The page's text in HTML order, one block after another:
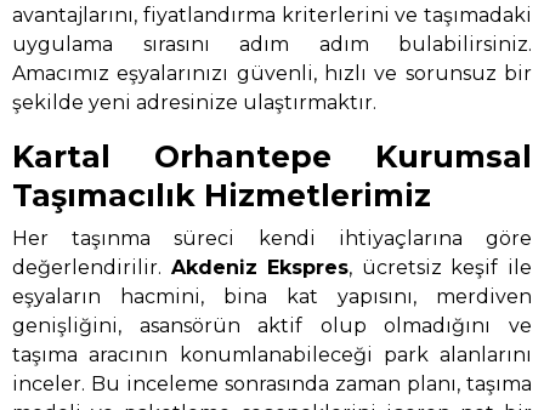
avantajlarını, fiyatlandırma kriterlerini ve taşımadaki
uygulama sırasını adım adım bulabilirsiniz.
Amacımız eşyalarınızı güvenli, hızlı ve sorunsuz bir
şekilde yeni adresinize ulaştırmaktır.
Kartal Orhantepe Kurumsal
Taşımacılık Hizmetlerimiz
Her taşınma süreci kendi ihtiyaçlarına göre
değerlendirilir. Akdeniz Ekspres, ücretsiz keşif ile
eşyaların hacmini, bina kat yapısını, merdiven
genişliğini, asansörün aktif olup olmadığını ve
taşıma aracının konumlanabileceği park alanlarını
inceler. Bu inceleme sonrasında zaman planı, taşıma